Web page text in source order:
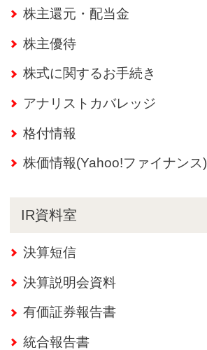
株主還元・配当金
株主優待
株式に関するお手続き
アナリストカバレッジ
格付情報
株価情報(Yahoo!ファイナンス)
IR資料室
決算短信
決算説明会資料
有価証券報告書
統合報告書